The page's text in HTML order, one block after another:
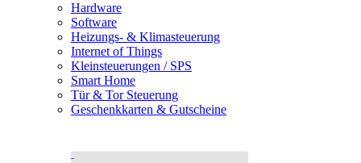
Hardware
Software
Heizungs- & Klimasteuerung
Internet of Things
Kleinsteuerungen / SPS
Smart Home
Tür & Tor Steuerung
Geschenkkarten & Gutscheine